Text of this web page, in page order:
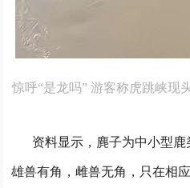
惊呼“是龙吗” 游客称虎跳峡现
资料显示，麂子为中小型鹿
雄兽有角，雌兽无角，只在相